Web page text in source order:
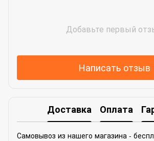
Добавьте первый
Написать отзыв
Доставка Оплата
Самовывоз из нашего магазина -